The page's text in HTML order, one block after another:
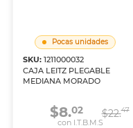
Pocas unidades
SKU:1211000032
CAJA LEITZ PLEGABLE
MEDIANA MORADO
$8.02 $22.47
con I.T.B.M.S